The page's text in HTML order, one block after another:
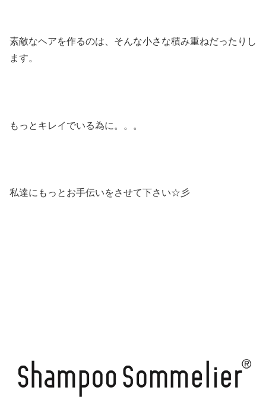
素敵なヘアを作るのは、そんな小さな積み重ねだったりし
ます。
もっとキレイでいる為に。。。
私達にもっとお手伝いをさせて下さい☆彡